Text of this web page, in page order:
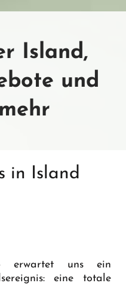
Island,
und
in Island
erwartet uns ein
eine totale